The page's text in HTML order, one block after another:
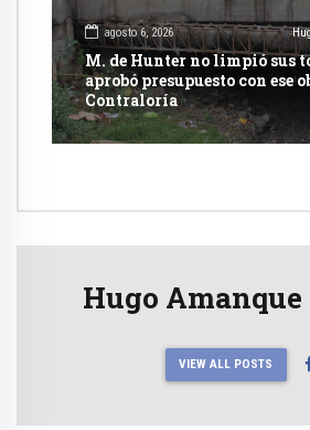
agosto 6, 2026
M. de Hunter no limpió sus
aprobó presupuesto con ese
Contraloría
Hugo
VIEW ALL POSTS